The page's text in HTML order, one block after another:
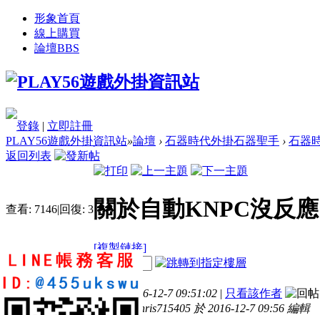
形象首頁
線上購買
論壇BBS
登錄 | 立即註冊
PLAY56遊戲外掛資訊站»論壇 › 石器時代外掛石器聖手 › 石器
返回列表
查看: 7146|回復: 3 關於自動KNPC沒反
[複製鏈接]
chris715405
1 3 25
電梯直達
樓主
發表於 2016-12-7 09:51:02 | 只看該作者
本帖最後由 chris715405 於 2016-12-7 09:56 編輯